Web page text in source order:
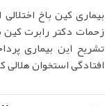
بیماری کین باخ
تشریح این بیماری
افتادگی استخوان